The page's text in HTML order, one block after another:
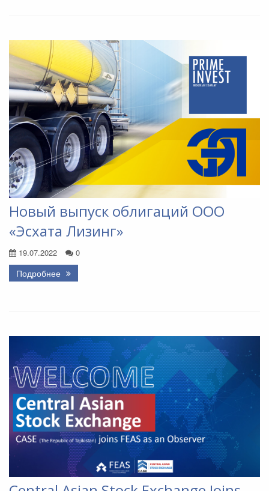
Новый выпуск облигаций ООО
«Эсхата Лизинг»
19.07.2022 0
Подробнее